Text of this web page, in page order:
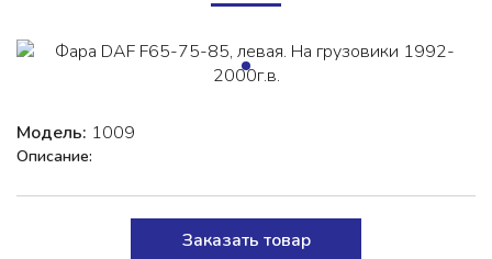
Модель: 1009
Описание:
Заказать товар